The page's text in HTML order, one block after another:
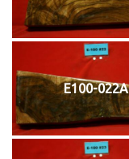
E100-022A